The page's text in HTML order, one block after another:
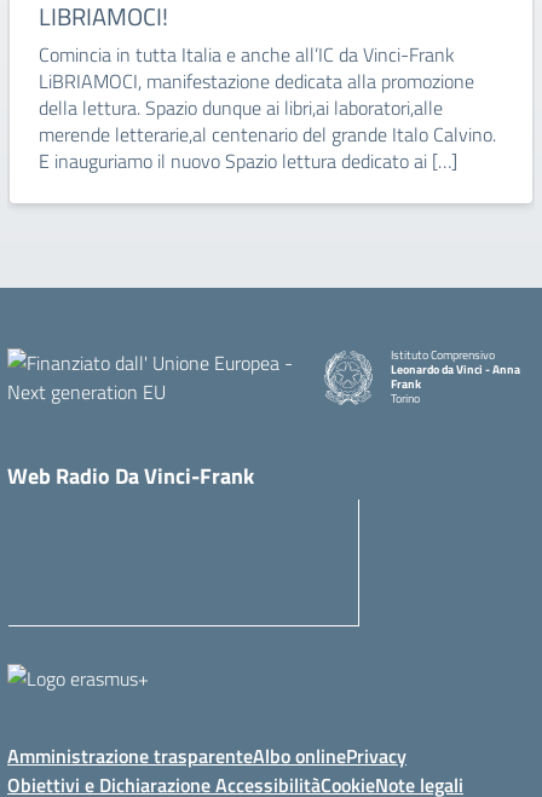
LIBRIAMOCI!
Comincia in tutta Italia e anche all’IC da Vinci-Frank
LiBRIAMOCI, manifestazione dedicata alla promozione
della lettura. Spazio dunque ai libri,ai laboratori,alle
merende letterarie,al centenario del grande Italo Calvino.
E inauguriamo il nuovo Spazio lettura dedicato ai […]
Istituto Comprensivo
Leonardo da Vinci - Anna
Frank
Torino
Web Radio Da Vinci-Frank
Amministrazione trasparenteAlbo onlinePrivacy
Obiettivi e Dichiarazione AccessibilitàCookieNote legali